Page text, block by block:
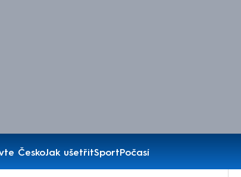
ČeskoJak ušetřitSportPočasí